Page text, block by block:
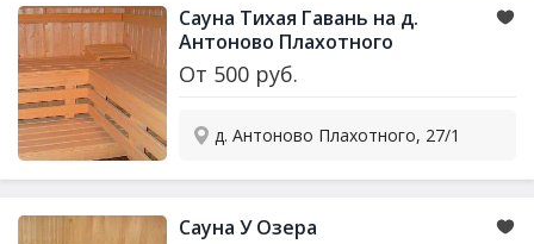
Сауна Тихая Гавань на д.
Антоново Плахотного
От 500 руб.
д. Антоново Плахотного, 27/1
Сауна У Озера